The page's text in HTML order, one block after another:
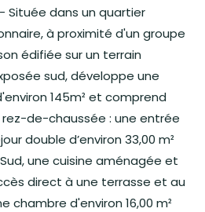
Située dans un quartier
à proximité d'un groupe
édifiée sur un terrain
sud, développe une
145m² et comprend
de-chaussée : une entrée
double d’environ 33,00 m²
une cuisine aménagée et
direct à une terrasse et au
chambre d'environ 16,00 m²